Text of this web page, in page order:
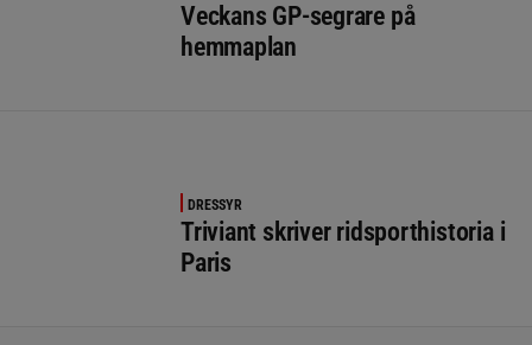
Veckans GP-segrare på
hemmaplan
DRESSYR
Triviant skriver ridsporthistoria i
Paris